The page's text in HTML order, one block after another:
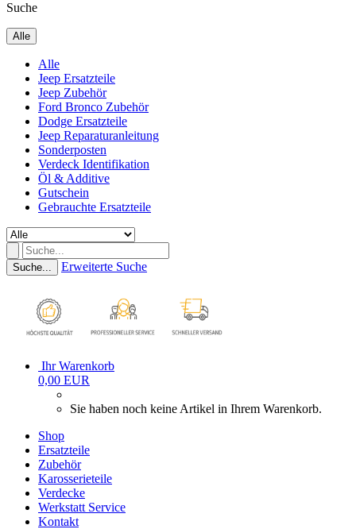
Suche
Alle
Alle
Jeep Ersatzteile
Jeep Zubehör
Ford Bronco Zubehör
Dodge Ersatzteile
Jeep Reparaturanleitung
Sonderposten
Verdeck Identifikation
Öl & Additive
Gutschein
Gebrauchte Ersatzteile
Suche... Erweiterte Suche
Ihr Warenkorb
0,00 EUR
Sie haben noch keine Artikel in Ihrem Warenkorb.
Shop
Ersatzteile
Zubehör
Karosserieteile
Verdecke
Werkstatt Service
Kontakt